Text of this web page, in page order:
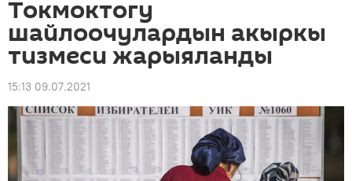
Токмоктогу
шайлоочулардын акыркы
тизмеси жарыяланды
15:13 09.07.2021